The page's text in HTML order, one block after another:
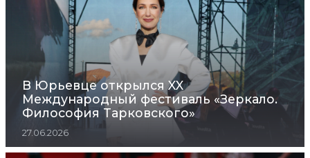
В Юрьевце открылся XX
Международный фестиваль «Зеркало.
Философия Тарковского»
27.06.2026